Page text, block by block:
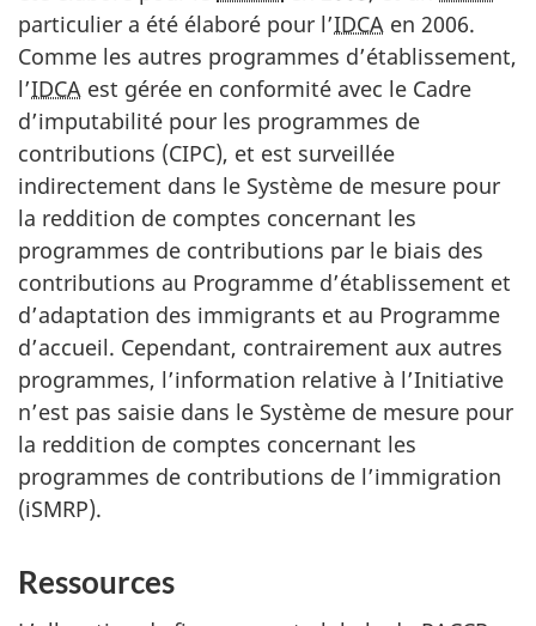
particulier a été élaboré pour l’IDCA en 2006.
Comme les autres programmes d’établissement,
l’IDCA est gérée en conformité avec le Cadre
d’imputabilité pour les programmes de
contributions (CIPC), et est surveillée
indirectement dans le Système de mesure pour
la reddition de comptes concernant les
programmes de contributions par le biais des
contributions au Programme d’établissement et
d’adaptation des immigrants et au Programme
d’accueil. Cependant, contrairement aux autres
programmes, l’information relative à l’Initiative
n’est pas saisie dans le Système de mesure pour
la reddition de comptes concernant les
programmes de contributions de l’immigration
(iSMRP).
Ressources